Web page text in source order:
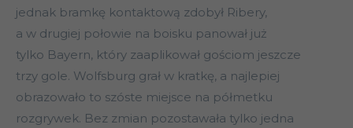
jednak bramkę kontaktową zdobył Ribery,
a w drugiej połowie na boisku panował już
tylko Bayern, który zaaplikował gościom jeszcze
trzy gole. Wolfsburg grał w kratkę, a najlepiej
obrazowało to szóste miejsce na półmetku
rozgrywek. Bez zmian pozostawała tylko jedna